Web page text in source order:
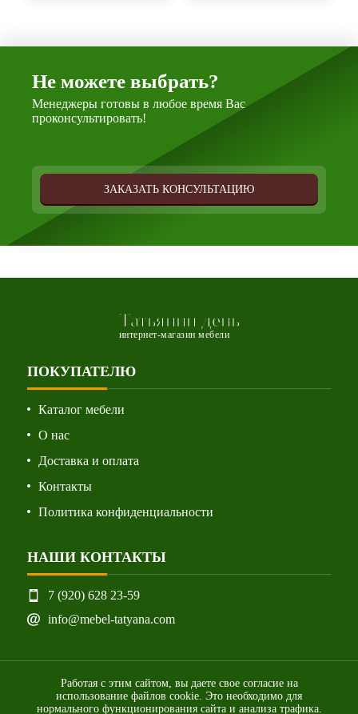
Не можете выбрать?
Менеджеры готовы в любое время Вас
проконсультировать!
ЗАКАЗАТЬ КОНСУЛЬТАЦИЮ
Татьянин день
интернет-магазин мебели
ПОКУПАТЕЛЮ
Каталог мебели
О нас
Доставка и оплата
Контакты
Политика конфиденциальности
НАШИ КОНТАКТЫ
7 (920) 628 23-59
info@mebel-tatyana.com
Работая с этим сайтом, вы даете свое согласие на
использование файлов cookie. Это необходимо для
нормального функционирования сайта и анализа трафика.